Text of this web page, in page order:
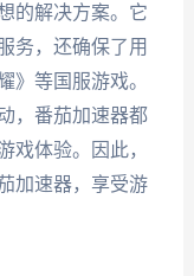
的解决方案。它
务，还确保了用
》等国服游戏。
，番茄加速器都
戏体验。因此，
加速器，享受游